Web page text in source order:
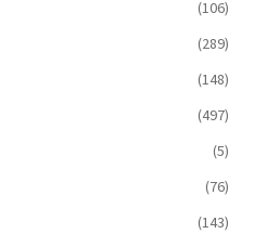
(106)
(289)
(148)
(497)
(5)
(76)
(143)